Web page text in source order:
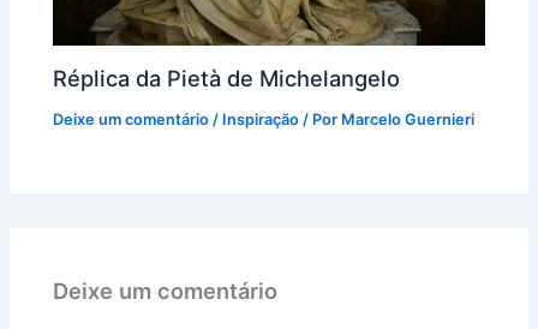
Réplica da Pietà de Michelangelo
Deixe um comentário / Inspiração / Por Marcelo Guernieri
Deixe um comentário